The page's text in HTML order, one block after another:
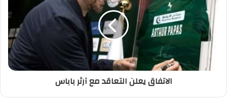
الاتفاق يعلن التعاقد مع آرثر باباس